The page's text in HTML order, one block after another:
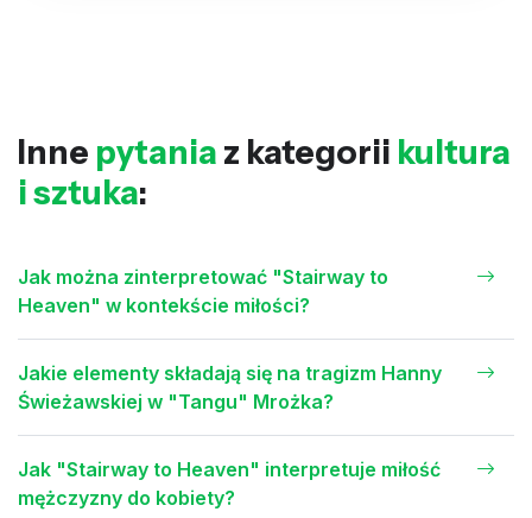
Inne pytania z kategorii kultura
i sztuka:
Jak można zinterpretować "Stairway to
Heaven" w kontekście miłości?
Jakie elementy składają się na tragizm Hanny
Świeżawskiej w "Tangu" Mrożka?
Jak "Stairway to Heaven" interpretuje miłość
mężczyzny do kobiety?